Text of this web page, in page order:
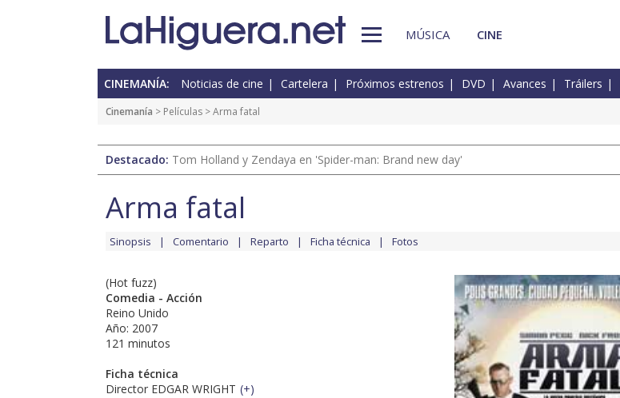
MÚSICA CINE
CINEMANÍA: Noticias de cine Cartelera Próximos estrenos DVD Avances Tráilers
Cinemanía > Películas > Arma fatal
Destacado: Tom Holland y Zendaya en 'Spider-man: Brand new day'
Arma fatal
Sinopsis Comentario Reparto Ficha técnica Fotos
(Hot fuzz)
Comedia - Acción
Reino Unido
Año: 2007
121 minutos
Ficha técnica
Director EDGAR WRIGHT (+)